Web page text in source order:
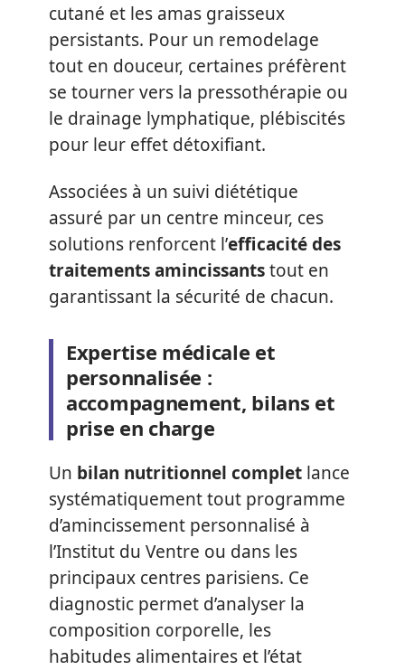
cutané et les amas graisseux
persistants. Pour un remodelage
tout en douceur, certaines préfèrent
se tourner vers la pressothérapie ou
le drainage lymphatique, plébiscités
pour leur effet détoxifiant.
Associées à un suivi diététique
assuré par un centre minceur, ces
solutions renforcent l’efficacité des
traitements amincissantstout en
garantissant la sécurité de chacun.
Expertise médicale et
personnalisée :
accompagnement, bilans et
prise en charge
Un bilan nutritionnel complet lance
systématiquement tout programme
d’amincissement personnalisé à
l’Institut du Ventre ou dans les
principaux centres parisiens. Ce
diagnostic permet d’analyser la
composition corporelle, les
habitudes alimentaires et l’état